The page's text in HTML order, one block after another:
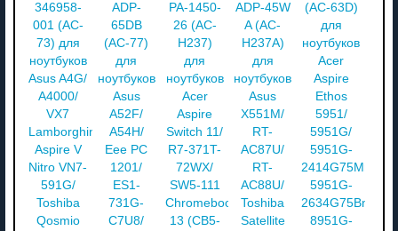
346958-
001 (AC-
73) для
ноутбуков
Asus A4G/
A4000/
VX7
Lamborghini/
Aspire V
Nitro VN7-
591G/
Toshiba
Qosmio
ADP-
65DB
(AC-77)
для
ноутбуков
Asus
A52F/
A54H/
Eee PC
1201/
ES1-
731G-
C7U8/
PA-1450-
26 (AC-
H237)
для
ноутбуков
Acer
Aspire
Switch 11/
R7-371T-
72WX/
SW5-111
Chromebook
13 (CB5-
ADP-45W
A (AC-
H237A)
для
ноутбуков
Asus
X551M/
RT-
AC87U/
RT-
AC88U/
Toshiba
Satellite
(AC-63D)
для
ноутбуков
Acer
Aspire
Ethos
5951/
5951G/
5951G-
2414G75Mnkk/
5951G-
2634G75Bnkk/
8951G-